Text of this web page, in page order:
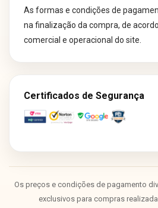
As formas e condições de
na finalização da compra, de
comercial e operacional do site.
Certificados de Segurança
Os preços e condições de pagamento
exclusivos para compras